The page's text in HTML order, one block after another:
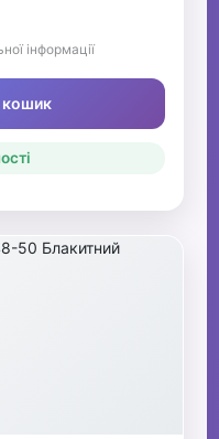
інформації
кошик